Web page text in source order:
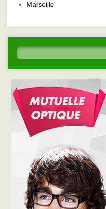
Marseille